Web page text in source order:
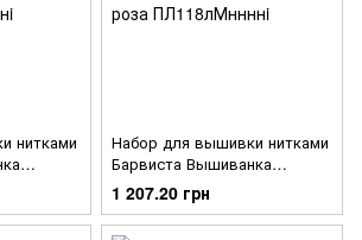
нитками
платья –
роза
Набор для вышивки нитками
Барвиста Вышиванка
заготовки женского платья –
вышиванки Сокальская роза
ПЛ118лМннннi
1 207.20 грн